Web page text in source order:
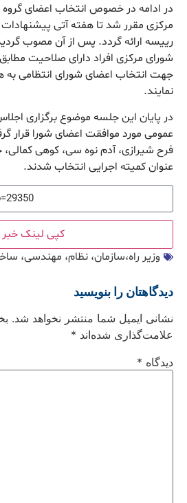
در ادامه در خصوص انتخاب اعضای
مرکزی مقرر شد تا هفته آتی
رییسه ارائه گردد. پس از آن مصوب
شورای مرکزی افراد دارای صلاحیت
جهت انتخاب اعضای شورای انتظامی
نمایند.
در پایان این جلسه موضوع برگزاری
عمومی مورد موافقت اعضای شورا قرار
فرح شیرازی، آدم نوه سی، کوهی کمالی،
عنوان کمیته اجرایی انتخاب شدند.
کپی لینک خبر
وزیر راه،سازمان، نظام، مهندسی،
دیدگاهتان را بنویسید
نشانی ایمیل شما منتشر نخواهد شد.
علامت‌گذاری شده‌اند *
دیدگاه *